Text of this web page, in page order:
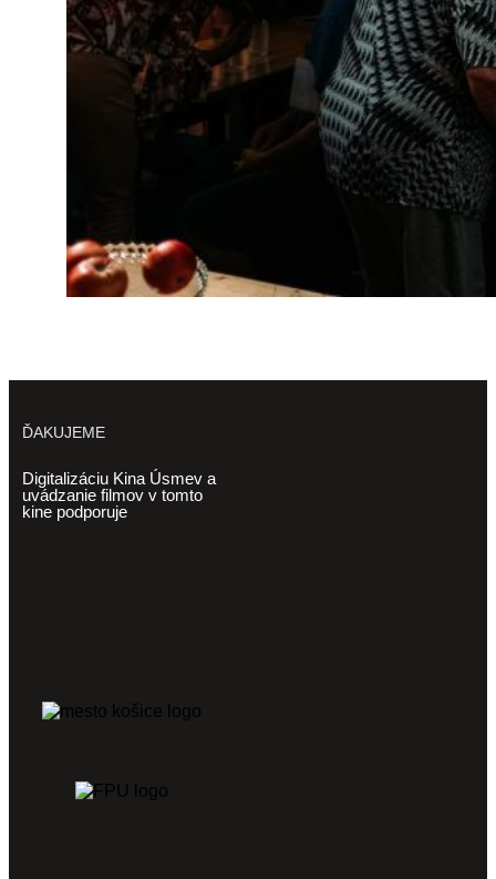
ĎAKUJEME
Digitalizáciu Kina Úsmev a
uvádzanie filmov v tomto
kine podporuje